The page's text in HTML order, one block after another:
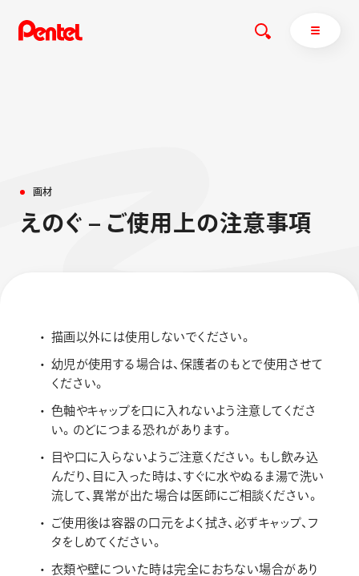
サインペン オレンズ
ボールペン
ペン
ブラッシュ（筆）
画材
ぺんてるについて
運営会社
画材
え のぐ – ご使用 上の注意事項
描画以外には使用しないでください。
幼児が使用する場合は、保護者のもとで使用させて
ください。
色軸やキャップを口に入れないよう注意してくださ
い。のどにつまる恐れがあります。
目や口に入らないようご注意ください。もし飲み込
んだり、目に入った時は、すぐに水やぬるま湯で洗い
流して、異常が出た場合は医師にご相談ください。
ご使用後は容器の口元をよく拭き、必ずキャップ、フ
タをしめてください。
衣類や壁についた時は完全におちない場合があり